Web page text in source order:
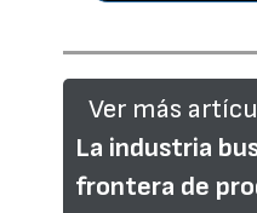
Ver más
La industria
frontera de